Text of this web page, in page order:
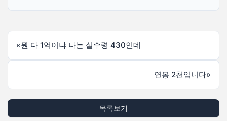
«뭔 다 1억이냐 나는 실수령 430인데
연봉 2천입니다»
목록보기